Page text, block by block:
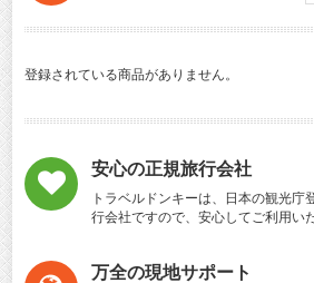
登録されている商品がありません。
安心の正規旅行会社
トラベルドンキーは、日本の観光庁
行会社ですので、安心してご利用い
万全の現地サポート